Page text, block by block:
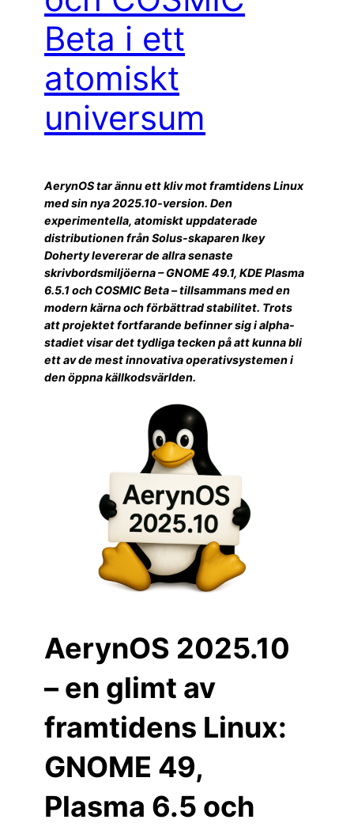
Beta i ett
atomiskt
universum
AerynOS tar ännu ett kliv mot framtidens Linux
med sin nya 2025.10-version. Den
experimentella, atomiskt uppdaterade
distributionen från Solus-skaparen Ikey
Doherty levererar de allra senaste
skrivbordsmiljöerna – GNOME 49.1, KDE Plasma
6.5.1 och COSMIC Beta – tillsammans med en
modern kärna och förbättrad stabilitet. Trots
att projektet fortfarande befinner sig i alpha-
stadiet visar det tydliga tecken på att kunna bli
ett av de mest innovativa operativsystemen i
den öppna källkodsvärlden.
AerynOS 2025.10
– en glimt av
framtidens Linux:
GNOME 49,
Plasma 6.5 och